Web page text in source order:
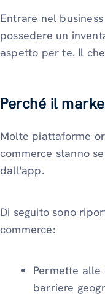
Entrare nel
possedere un
aspetto per te. Il
Perché il
Molte piattaforme
commerce stanno
dall'app.
Di seguito sono
commerce:
Permette
barriere